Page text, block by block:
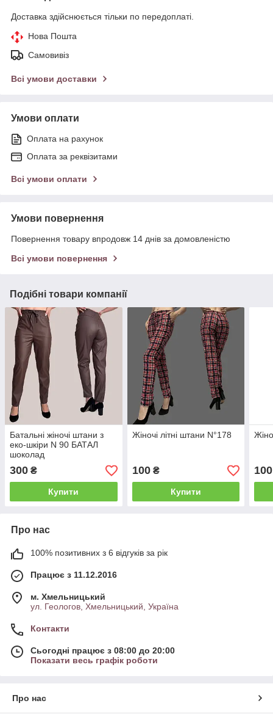
Доставка здійснюється тільки по передоплаті.
Нова Пошта
Самовивіз
Всі умови доставки
Умови оплати
Оплата на рахунок
Оплата за реквізитами
Всі умови оплати
Умови повернення
Повернення товару впродовж 14 днів за домовленістю
Всі умови повернення
Подібні товари компанії
Батальні жіночі штани з
еко-шкіри N 90 БАТАЛ
шоколад
300 ₴
Купити
Жіночі літні штани N°178
100₴
Купити
100
Про нас
100% позитивних з 6 відгуків за рік
Працює з 11.12.2016
м. Хмельницький
ул. Геологов, Хмельницький, Україна
Контакти
Сьогодні працює з 08:00 до 20:00
Показати весь графік роботи
Про нас